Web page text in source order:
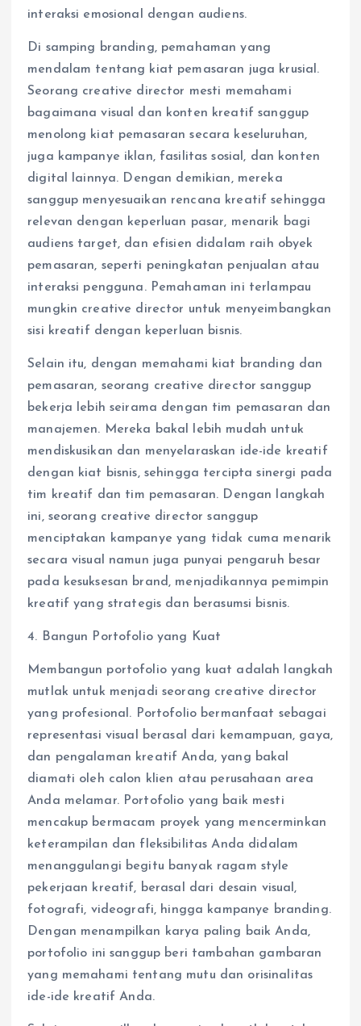
interaksi emosional dengan audiens.
Di samping branding, pemahaman yang
mendalam tentang kiat pemasaran juga krusial.
Seorang creative director mesti memahami
bagaimana visual dan konten kreatif sanggup
menolong kiat pemasaran secara keseluruhan,
juga kampanye iklan, fasilitas sosial, dan konten
digital lainnya. Dengan demikian, mereka
sanggup menyesuaikan rencana kreatif sehingga
relevan dengan keperluan pasar, menarik bagi
audiens target, dan efisien didalam raih obyek
pemasaran, seperti peningkatan penjualan atau
interaksi pengguna. Pemahaman ini terlampau
mungkin creative director untuk menyeimbangkan
sisi kreatif dengan keperluan bisnis.
Selain itu, dengan memahami kiat branding dan
pemasaran, seorang creative director sanggup
bekerja lebih seirama dengan tim pemasaran dan
manajemen. Mereka bakal lebih mudah untuk
mendiskusikan dan menyelaraskan ide-ide kreatif
dengan kiat bisnis, sehingga tercipta sinergi pada
tim kreatif dan tim pemasaran. Dengan langkah
ini, seorang creative director sanggup
menciptakan kampanye yang tidak cuma menarik
secara visual namun juga punyai pengaruh besar
pada kesuksesan brand, menjadikannya pemimpin
kreatif yang strategis dan berasumsi bisnis.
4. Bangun Portofolio yang Kuat
Membangun portofolio yang kuat adalah langkah
mutlak untuk menjadi seorang creative director
yang profesional. Portofolio bermanfaat sebagai
representasi visual berasal dari kemampuan, gaya,
dan pengalaman kreatif Anda, yang bakal
diamati oleh calon klien atau perusahaan area
Anda melamar. Portofolio yang baik mesti
mencakup bermacam proyek yang mencerminkan
keterampilan dan fleksibilitas Anda didalam
menanggulangi begitu banyak ragam style
pekerjaan kreatif, berasal dari desain visual,
fotografi, videografi, hingga kampanye branding.
Dengan menampilkan karya paling baik Anda,
portofolio ini sanggup beri tambahan gambaran
yang memahami tentang mutu dan orisinalitas
ide-ide kreatif Anda.